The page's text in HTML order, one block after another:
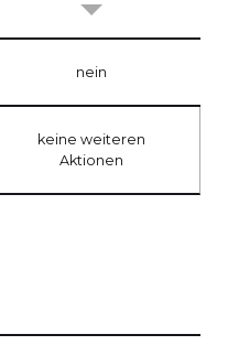
nein
keine weiteren
Aktionen